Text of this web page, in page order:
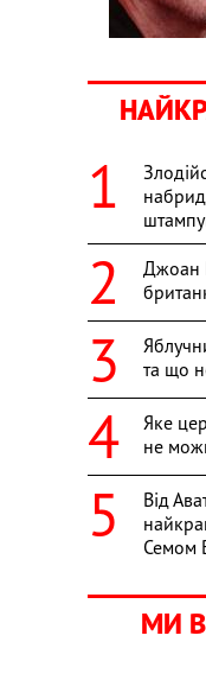
Джоан
та що
Яке
не
Від
Семом
МИ